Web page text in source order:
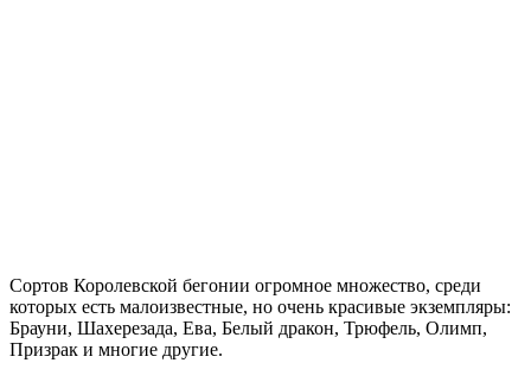
Сортов Королевской бегонии огромное множество, среди
которых есть малоизвестные, но очень красивые экземпляры:
Брауни, Шахерезада, Ева, Белый дракон, Трюфель, Олимп,
Призрак и многие другие.